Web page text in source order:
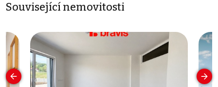
Související nemovitosti